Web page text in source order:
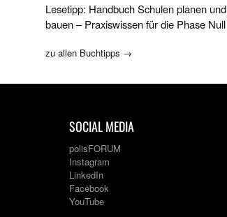
Lesetipp: Handbuch Schulen planen und
bauen – Praxiswissen für die Phase Null
zu allen Buchtipps →
SOCIAL MEDIA
polisFORUM
Instagram
LinkedIn
Facebook
YouTube